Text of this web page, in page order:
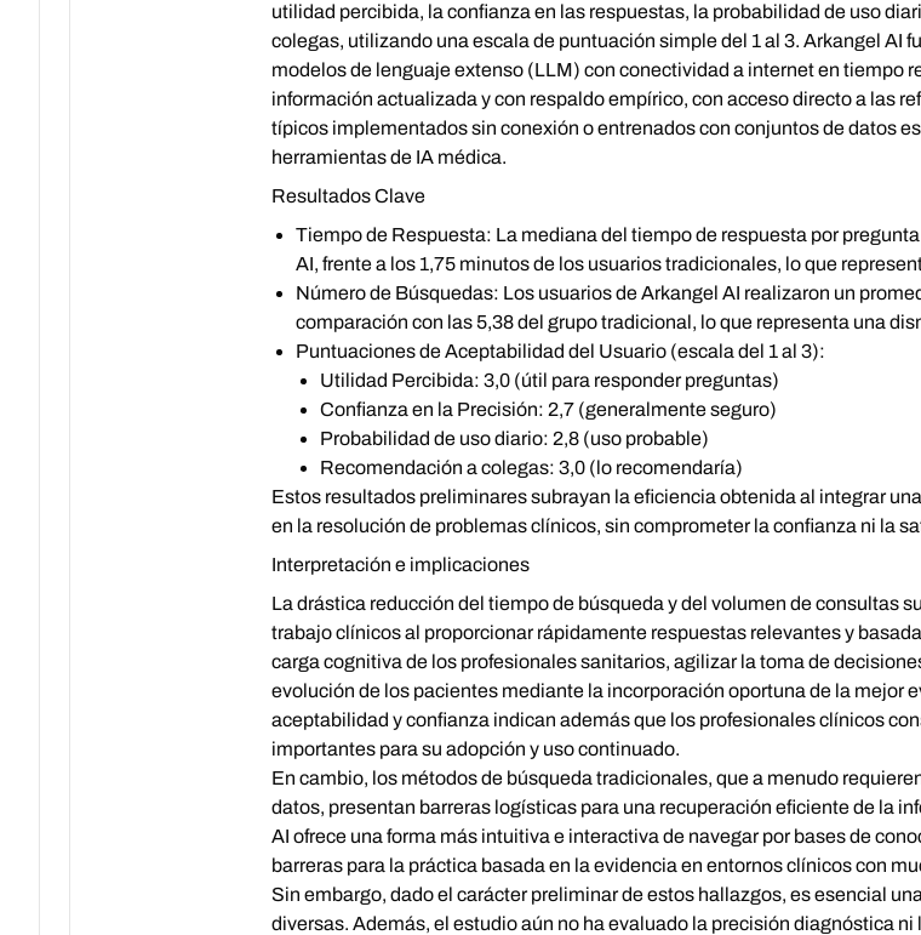
utilidad percibida, la confianza en las respuestas, la probabilidad de uso
colegas, utilizando una escala de puntuación simple del 1 al 3. Arkangel AI
modelos de lenguaje extenso (LLM) con conectividad a internet en tiempo
información actualizada y con respaldo empírico, con acceso directo a las
típicos implementados sin conexión o entrenados con conjuntos de datos
herramientas de IA médica.
Resultados Clave
Tiempo de Respuesta: La mediana del tiempo de respuesta por
AI, frente a los 1,75 minutos de los usuarios tradicionales, lo que
Número de Búsquedas: Los usuarios de Arkangel AI realizaron un
comparación con las 5,38 del grupo tradicional, lo que representa una
Puntuaciones de Aceptabilidad del Usuario (escala del 1 al 3):
Utilidad Percibida: 3,0 (útil para responder preguntas)
Confianza en la Precisión: 2,7 (generalmente seguro)
Probabilidad de uso diario: 2,8 (uso probable)
Recomendación a colegas: 3,0 (lo recomendaría)
Estos resultados preliminares subrayan la eficiencia obtenida al integrar
en la resolución de problemas clínicos, sin comprometer la confianza ni la
Interpretación e implicaciones
La drástica reducción del tiempo de búsqueda y del volumen de consultas
trabajo clínicos al proporcionar rápidamente respuestas relevantes y
carga cognitiva de los profesionales sanitarios, agilizar la toma de
evolución de los pacientes mediante la incorporación oportuna de la mejor
aceptabilidad y confianza indican además que los profesionales clínicos
importantes para su adopción y uso continuado.
En cambio, los métodos de búsqueda tradicionales, que a menudo
datos, presentan barreras logísticas para una recuperación eficiente de la
AI ofrece una forma más intuitiva e interactiva de navegar por bases de
barreras para la práctica basada en la evidencia en entornos clínicos con
Sin embargo, dado el carácter preliminar de estos hallazgos, es esencial
diversas. Además, el estudio aún no ha evaluado la precisión diagnóstica